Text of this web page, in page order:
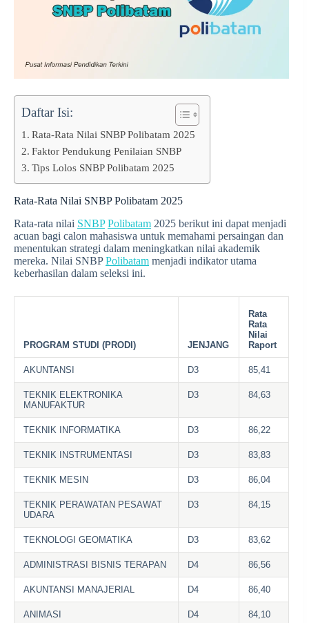
Daftar Isi:
Rata-Rata Nilai SNBP Polibatam 2025
Faktor Pendukung Penilaian SNBP
Tips Lolos SNBP Polibatam 2025
Rata-Rata Nilai SNBP Polibatam 2025
Rata-rata nilai SNBP Polibatam 2025 berikut ini dapat menjadi
acuan bagi calon mahasiswa untuk memahami persaingan dan
menentukan strategi dalam meningkatkan nilai akademik
mereka. Nilai SNBPPolibatam menjadi indikator utama
keberhasilan dalam seleksi ini.
PROGRAM STUDI (PRODI) JENJANG
Rata
Rata
Nilai
Raport
AKUNTANSI D3 85,41
TEKNIK ELEKTRONIKA
MANUFAKTUR
D3 84,63
TEKNIK INFORMATIKA D3 86,22
TEKNIK INSTRUMENTASI D3 83,83
TEKNIK MESIN D3 86,04
TEKNIK PERAWATAN PESAWAT
UDARA
D3 84,15
TEKNOLOGI GEOMATIKA D3 83,62
ADMINISTRASI BISNIS TERAPAN D4 86,56
AKUNTANSI MANAJERIAL D4 86,40
ANIMASI D4 84,10